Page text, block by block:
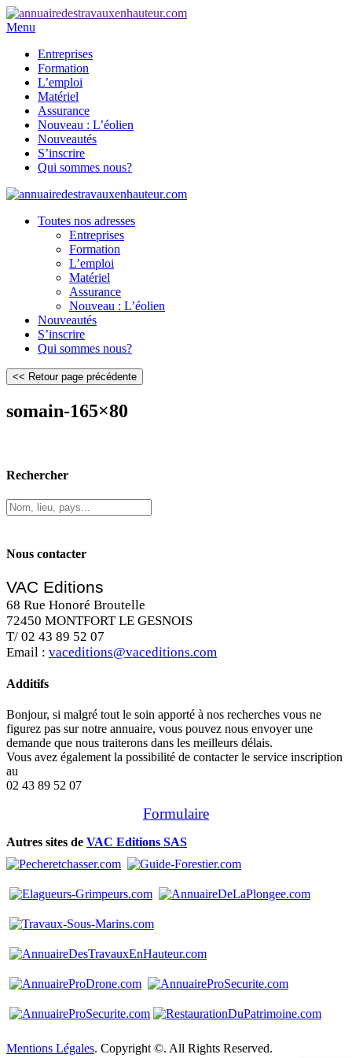
Menu
Entreprises
Formation
L’emploi
Matériel
Assurance
Nouveau : L’éolien
Nouveautés
S’inscrire
Qui sommes nous?
Toutes nos adresses
Entreprises
Formation
L’emploi
Matériel
Assurance
Nouveau : L’éolien
Nouveautés
S’inscrire
Qui sommes nous?
somain-165×80
Rechercher
Nous contacter
VAC Editions
68 Rue Honoré Broutelle
72450 MONTFORT LE GESNOIS
T/ 02 43 89 52 07
Email : vaceditions@vaceditions.com
Additifs
Bonjour, si malgré tout le soin apporté à nos recherches vous ne
figurez pas sur notre annuaire, vous pouvez nous envoyer une
demande que nous traiterons dans les meilleurs délais.
Vous avez également la possibilité de contacter le service inscription
au
02 43 89 52 07
Formulaire
Autres sites de VAC Editions SAS
Mentions Légales. Copyright ©. All Rights Reserved.